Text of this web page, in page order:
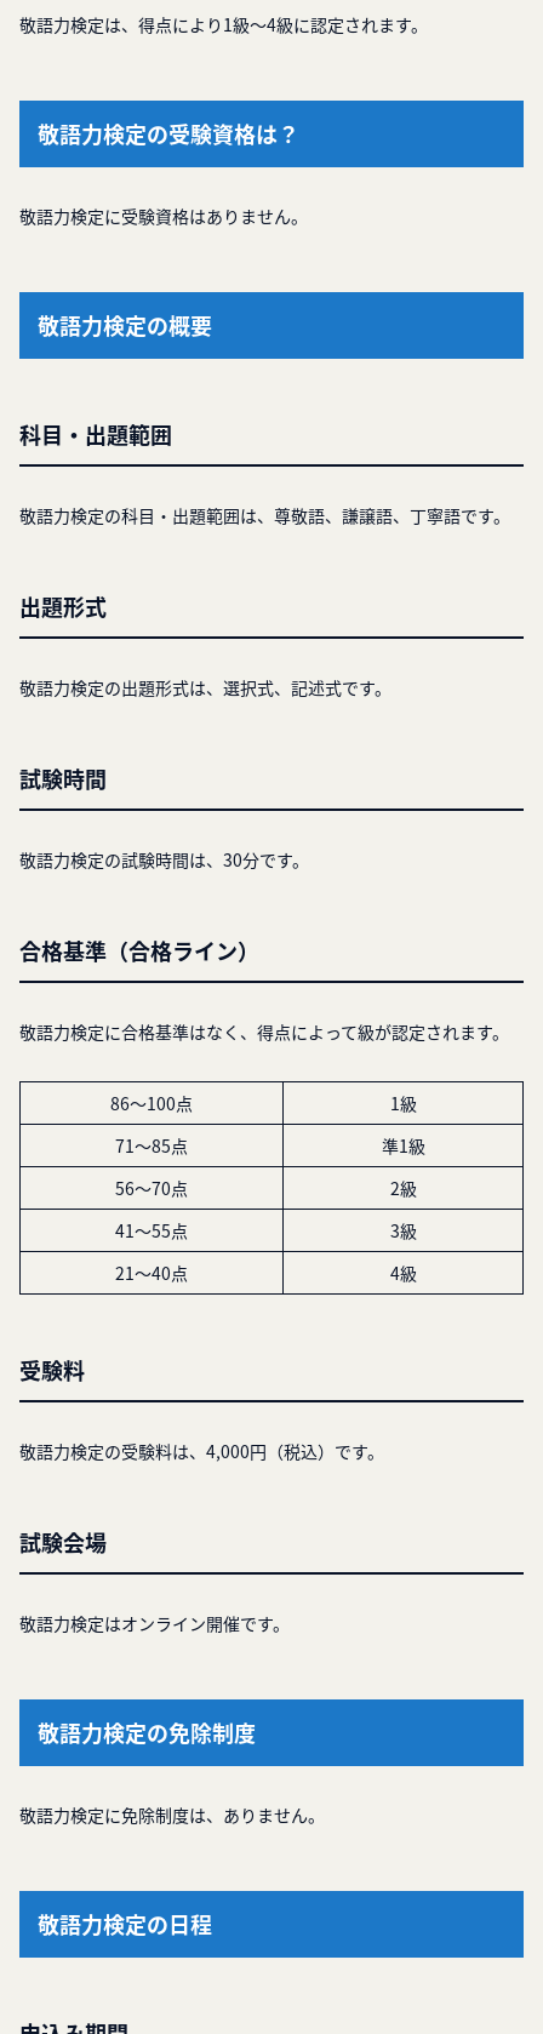
敬語力検定は、得点により1級～4級に認定されます。
敬語力検定の受験資格は？
敬語力検定に受験資格はありません。
敬語力検定の概要
科目・出題範囲
敬語力検定の科目・出題範囲は、尊敬語、謙譲語、丁寧語です。
出題形式
敬語力検定の出題形式は、選択式、記述式です。
試験時間
敬語力検定の試験時間は、30分です。
合格基準（合格ライン）
敬語力検定に合格基準はなく、得点によって級が認定されます。
86～100点
1級
71～85点
準1級
56～70点
2級
41～55点
3級
21～40点
4級
受験料
敬語力検定の受験料は、4,000円（税込）です。
試験会場
敬語力検定はオンライン開催です。
敬語力検定の免除制度
敬語力検定に免除制度は、ありません。
敬語力検定の日程